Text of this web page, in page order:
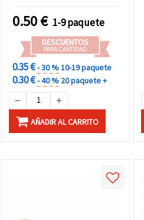
0.50€ 1-9 paquete
DESCUENTOS
PARA CANTIDAD
0.35 €- 30 %10-19 paquete
0.30 €- 40 % 20 paquete +
AÑADIR AL CARRITO